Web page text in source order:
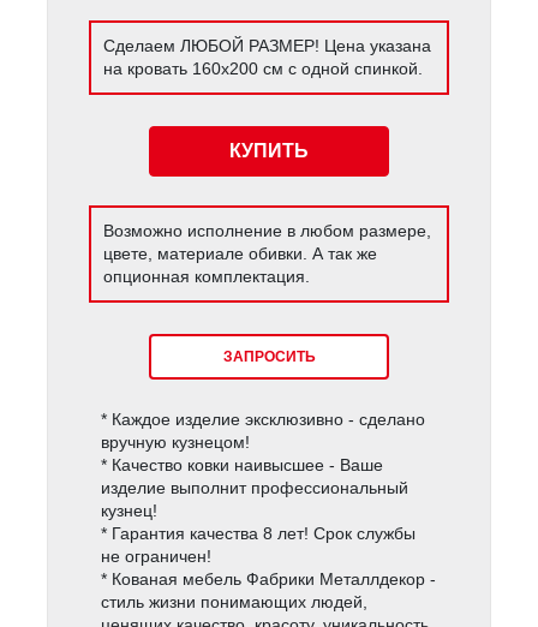
Сделаем ЛЮБОЙ РАЗМЕР! Цена указана
на кровать 160х200 см с одной спинкой.
КУПИТЬ
Возможно исполнение в любом размере,
цвете, материале обивки. А так же
опционная комплектация.
ЗАПРОСИТЬ
* Каждое изделие эксклюзивно - сделано
вручную кузнецом!
* Качество ковки наивысшее - Ваше
изделие выполнит профессиональный
кузнец!
* Гарантия качества 8 лет! Срок службы
не ограничен!
* Кованая мебель Фабрики Металлдекор -
стиль жизни понимающих людей,